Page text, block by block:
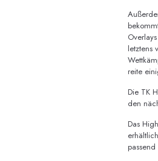
letztens
reite
Die TK
den
Das